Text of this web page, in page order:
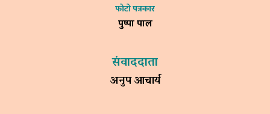
फोटो पत्रकार
पुष्पा पाल
संवाददाता
अनुप आचार्य